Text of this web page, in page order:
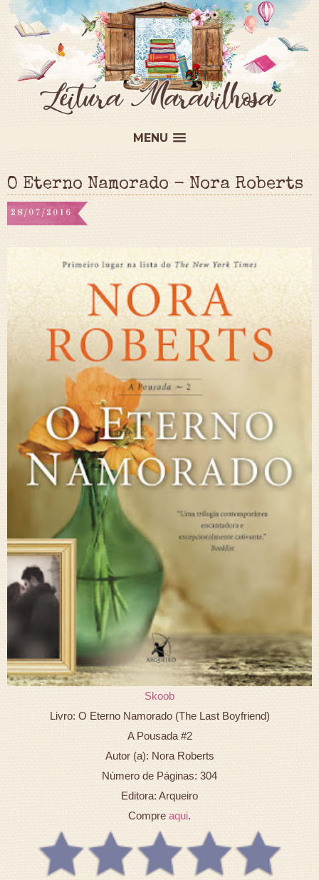
MENU
O Eterno Namorado - Nora Roberts
28/07/2016
Skoob
Livro: O Eterno Namorado (The Last Boyfriend)
A Pousada #2
Autor (a): Nora Roberts
Número de Páginas: 304
Editora: Arqueiro
Compre aqui.